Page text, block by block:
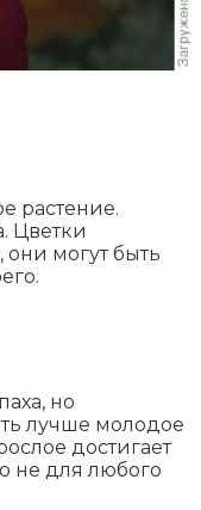
растение.
Цветки
могут быть
но
лучше молодое
достигает
не для любого